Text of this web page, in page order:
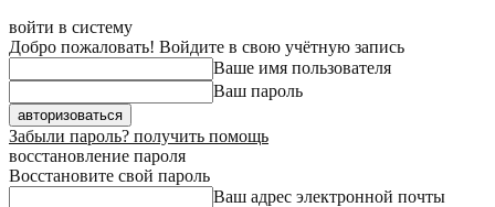
войти в систему
Добро пожаловать! Войдите в свою учётную запись
Ваше имя пользователя
Ваш пароль
Забыли пароль? получить помощь
восстановление пароля
Восстановите свой пароль
Ваш адрес электронной почты